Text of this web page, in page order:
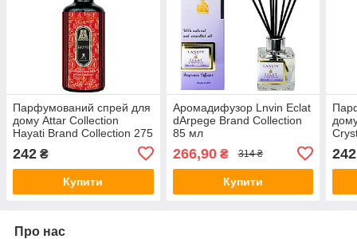
Парфумований спрей для
дому Attar Collection
Hayati Brand Collection 275
242 ₴
Купити
Аромадифузор Lnvin Eclat
dArpege Brand Collection
85 мл
266,90₴ 314 ₴
Купити
242
Про нас